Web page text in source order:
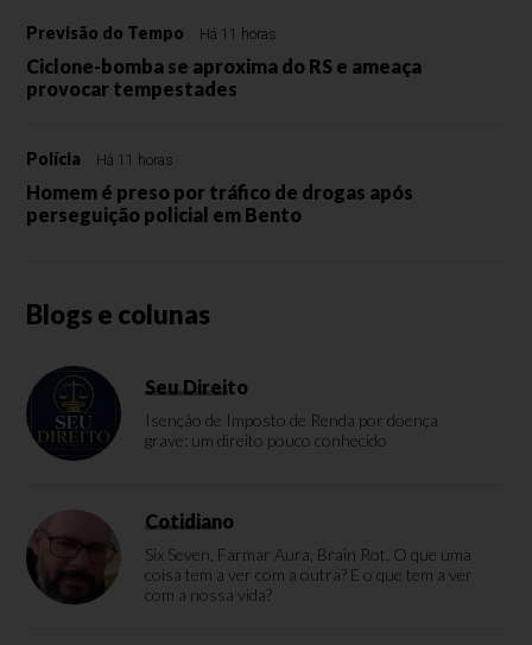
Previsão do Tempo Há 11 horas
Ciclone-bomba se aproxima do RS e ameaça
provocar tempestades
Polícia Há 11 horas
Homem é preso por tráfico de drogas após
perseguição policial em Bento
Blogs e colunas
Seu Direito
Isenção de Imposto de Renda por doença
grave: um direito pouco conhecido
Cotidiano
Six Seven, Farmar Aura, Brain Rot. O que uma
coisa tem a ver com a outra? E o que tem a ver
com a nossa vida?